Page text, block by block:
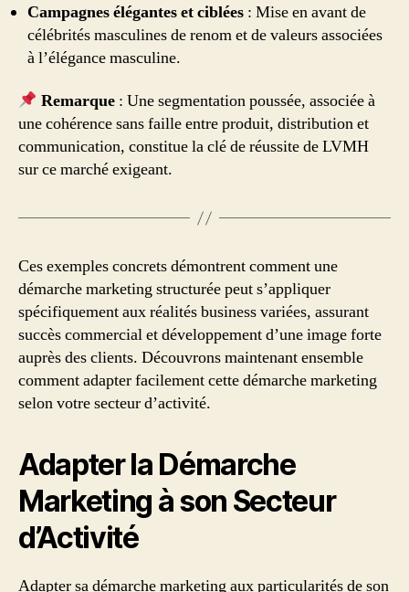
Campagnes élégantes et ciblées : Mise en avant de
célébrités masculines de renom et de valeurs associées
à l’élégance masculine.
Remarque: Une segmentation poussée, associée à
une cohérence sans faille entre produit, distribution et
communication, constitue la clé de réussite de LVMH
sur ce marché exigeant.
Ces exemples concrets démontrent comment une
démarche marketing structurée peut s’appliquer
spécifiquement aux réalités business variées, assurant
succès commercial et développement d’une image forte
auprès des clients. Découvrons maintenant ensemble
comment adapter facilement cette démarche marketing
selon votre secteur d’activité.
Adapter la Démarche
Marketing à son Secteur
d’Activité
Adapter sa démarche marketing aux particularités de son